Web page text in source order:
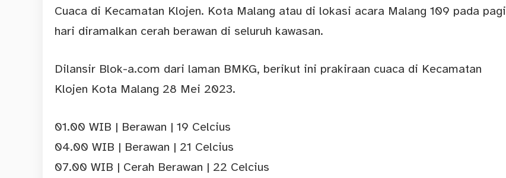
Cuaca di Kecamatan Klojen. Kota Malang atau di lokasi acara Malang 109 pada pagi
hari diramalkan cerah berawan di seluruh kawasan.
Dilansir Blok-a.com dari laman BMKG, berikut ini prakiraan cuaca di Kecamatan
Klojen Kota Malang 28 Mei 2023.
01.00 WIB | Berawan | 19 Celcius
04.00 WIB | Berawan | 21 Celcius
07.00 WIB | Cerah Berawan | 22 Celcius